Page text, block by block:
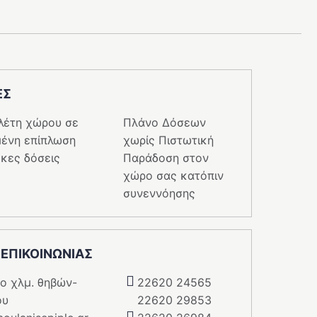
χώρου σε
επίπλωση
Πλάνο Δόσεων
χωρίς Πιστωτική
δόσεις
Παράδοση στον
χώρο σας κατόπιν
συνεννόησης
χλμ. θηβών-
22620 24565
22620 29853